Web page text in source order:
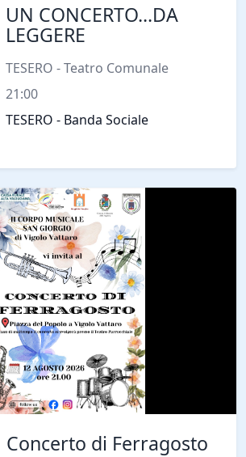
UN CONCERTO...DA
LEGGERE
TESERO - Teatro Comunale
21:00
TESERO - Banda Sociale
Concerto di Ferragosto